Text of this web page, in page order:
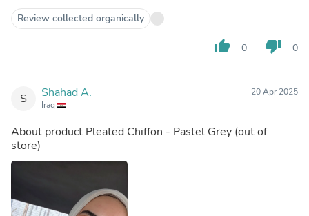
Review collected organically
thumb_up 0 thumb_down 0
S Shahad A.
Iraq
20 Apr 2025
About product Pleated Chiffon - Pastel Grey
store)